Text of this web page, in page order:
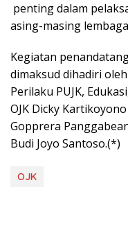
penting dalam
asing-masing
Kegiatan
dimaksud dihadiri
Perilaku PUJK,
OJK Dicky
Gopprera
Budi Joyo Santoso.(*)
OJK